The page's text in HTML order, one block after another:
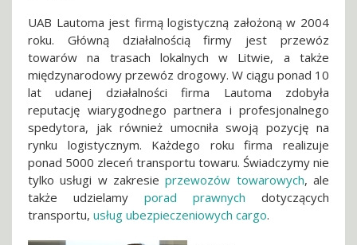
UAB Lautoma jest firmą logistyczną założoną w 2004
roku. Główną działalnością firmy jest przewóz
towarów na trasach lokalnych w Litwie, a także
międzynarodowy przewóz drogowy. W ciągu ponad 10
lat udanej działalności firma Lautoma zdobyła
reputację wiarygodnego partnera i profesjonalnego
spedytora, jak również umocniła swoją pozycję na
rynku logistycznym. Każdego roku firma realizuje
ponad 5000 zleceń transportu towaru. Świadczymy nie
tylko usługi w zakresieprzewozów towarowych, ale
także udzielamy porad prawnych dotyczących
transportu, usług ubezpieczeniowych cargo.